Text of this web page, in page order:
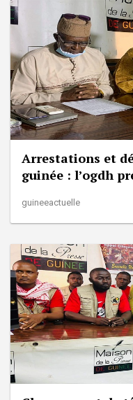
Arrestations et
guinée : l’ogdh
guineeactuelle